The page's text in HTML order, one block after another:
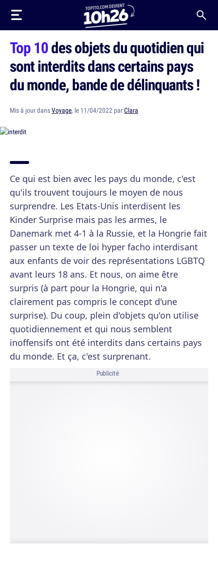
Top 10des objets du quotidien qui
sont interdits dans certains pays
du monde, bande de délinquants !
Mis à jour dansVoyage, le 11/04/2022 parClara
Ce qui est bien avec les pays du monde, c'est
qu'ils trouvent toujours le moyen de nous
surprendre. Les Etats-Unis interdisent les
Kinder Surprise mais pas les armes, le
Danemark met 4-1 à la Russie, et la Hongrie fait
passer un texte de loi hyper facho interdisant
aux enfants de voir des représentations LGBTQ
avant leurs 18 ans. Et nous, on aime être
surpris (à part pour la Hongrie, qui n'a
clairement pas compris le concept d'une
surprise). Du coup, plein d'objets qu'on utilise
quotidiennement et qui nous semblent
inoffensifs ont été interdits dans certains pays
du monde. Et ça, c'est surprenant.
Publicité